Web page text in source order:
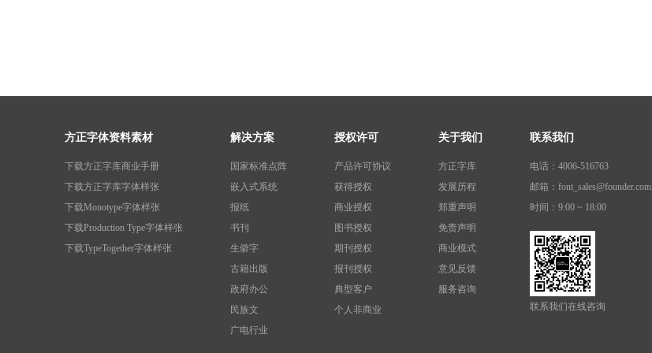
方正字体资料素材
下载方正字库商业手册
下载方正字库字体样张
下载Monotype字体样张
下载Production Type字体样张
下载TypeTogether字体样张
解决方案
国家标准点阵
嵌入式系统
报纸
书刊
生僻字
古籍出版
政府办公
民族文
广电行业
授权许可
产品许可协议
获得授权
商业授权
图书授权
期刊授权
报刊授权
典型客户
个人非商业
关于我们
方正字库
发展历程
郑重声明
免责声明
商业模式
意见反馈
服务咨询
联系我们
电话：4006-516763
邮箱：font_sales@founder.com
时间：9:00 ~ 18:00
联系我们在线咨询